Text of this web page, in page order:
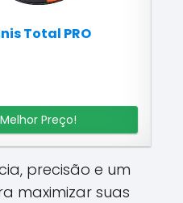
Total PRO
Preço!
precisão e um
maximizar suas